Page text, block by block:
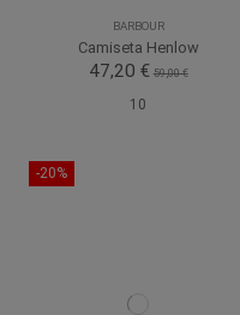
BARBOUR
Camiseta Henlow
47,20 € 59,00 €
10
-20%